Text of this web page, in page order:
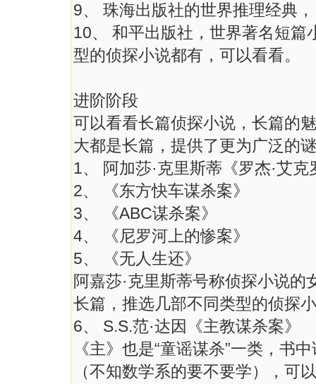
9、 珠海出版社的世界推理经典
10、 和平出版社，世界著名短
型的侦探小说都有，可以看看。
进阶阶段
可以看看长篇侦探小说，长篇的
大都是长篇，提供了更为广泛的
1、 阿加莎·克里斯蒂《罗杰·艾
2、 《东方快车谋杀案》
3、 《ABC谋杀案》
4、 《尼罗河上的惨案》
5、 《无人生还》
阿嘉莎·克里斯蒂号称侦探小说
长篇，推选几部不同类型的侦探
6、 S.S.范·达因《主教谋杀案》
《主》也是“童谣谋杀”一类，书
（不知数学系的要不要学），可